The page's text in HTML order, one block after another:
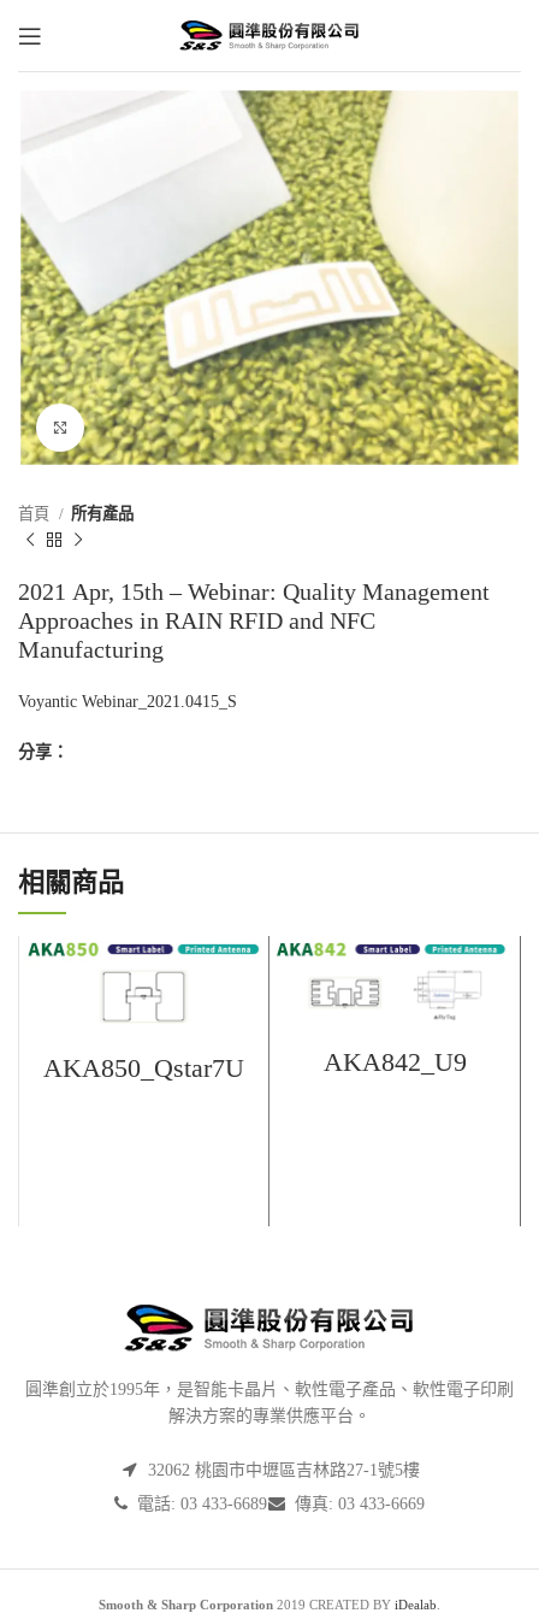
點擊放大
首頁 所有產品
2021 Apr, 15th – Webinar: Quality Management
Approaches in RAIN RFID and NFC
Manufacturing
Voyantic Webinar_2021.0415_S
分享：
相關商品
AKA850_Qstar7U AKA842_U9
圓準創立於1995年，是智能卡晶片、軟性電子產品、軟性電子印刷
解決方案的專業供應平台。
32062 桃園市中壢區吉林路27-1號5樓
電話: 03 433-6689
傳真: 03 433-6669
Smooth & Sharp Corporation 2019 CREATED BY iDealab